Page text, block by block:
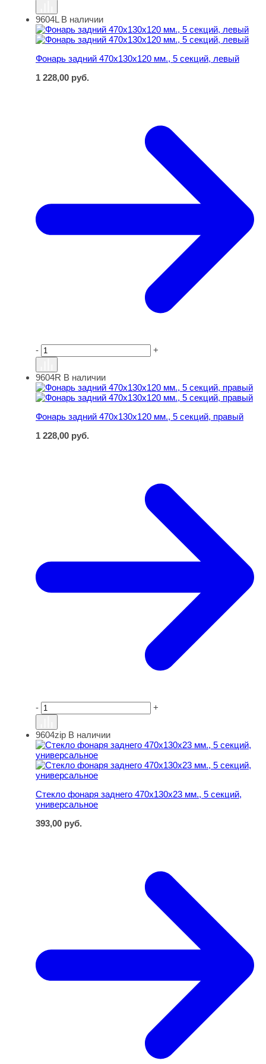
Фонарь задний 470х130х120 мм., 5 секций, левый
9604L В наличии
Фонарь задний 470х130х120 мм., 5 секций, левый
1 228,00 руб.
- +
Фонарь задний 470х130х120 мм., 5 секций, правый
9604R В наличии
Фонарь задний 470х130х120 мм., 5 секций, правый
1 228,00 руб.
- +
Стекло фонаря заднего 470х130х23 мм., 5 секций,
9604zip В наличии
Стекло фонаря заднего 470х130х23 мм., 5 секций,
универсальное
393,00 руб.